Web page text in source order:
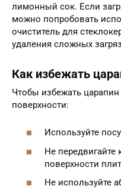
лимонный сок. Если
можно попробовать
очиститель для
удаления сложных
Как избежать
Чтобы избежать
поверхности:
Используйте
Не
поверхности
Не используйте